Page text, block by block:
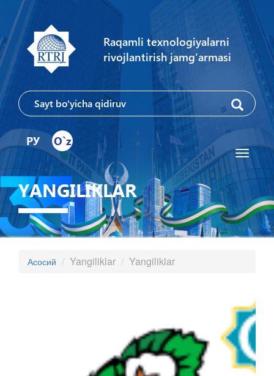
Raqamli texnologiyalarni
rivojlantirish jamg‘armasi
РУ O`z
Toggle
YANGILIKLAR
Асосий Yangiliklar Yangiliklar